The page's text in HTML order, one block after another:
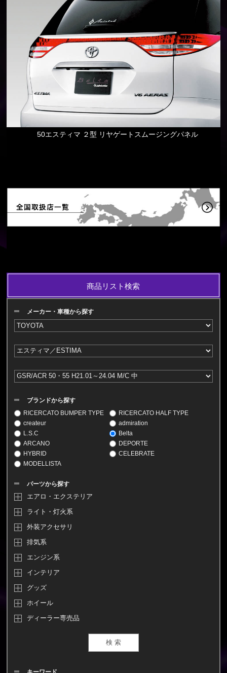
50エスティマ ２型 リヤゲートスムージングパネル
商品リスト検索
メーカー・車種から探す
ブランドから探す
RICERCATO BUMPER TYPE
RICERCATO HALF TYPE
createur
admiration
L.S.C
Belta
ARCANO
DEPORTE
HYBRID
CELEBRATE
MODELLISTA
パーツから探す
エアロ・エクステリア
ライト・灯火系
外装アクセサリ
排気系
エンジン系
インテリア
グッズ
ホイール
ディーラー専売品